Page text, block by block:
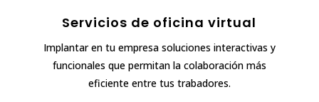
Servicios de oficina virtual
Implantar en tu empresa soluciones interactivas y
funcionales que permitan la colaboración más
eficiente entre tus trabadores.